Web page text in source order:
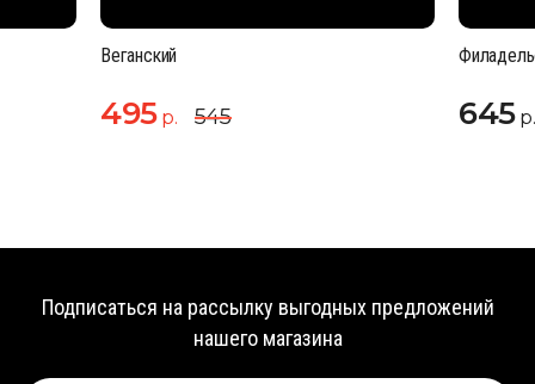
Веганский
495р. 545 645р.
Подписаться на рассылку выгодных предложений
нашего магазина